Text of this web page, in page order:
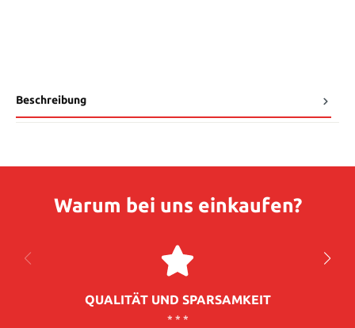
Beschreibung
Warum bei uns einkaufen?
QUALITÄT UND SPARSAMKEIT
* * *